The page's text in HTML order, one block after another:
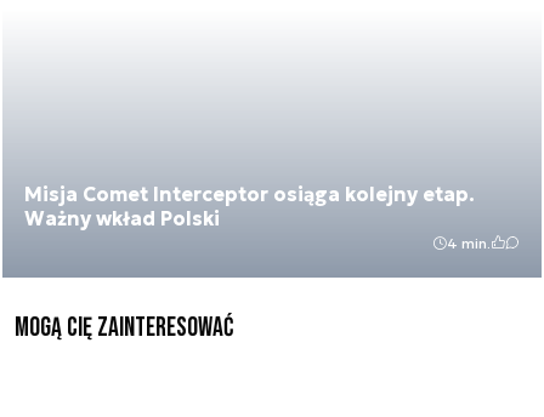
Misja Comet Interceptor osiąga kolejny etap.
Ważny wkład Polski
4 min.
Mogą Cię zainteresować